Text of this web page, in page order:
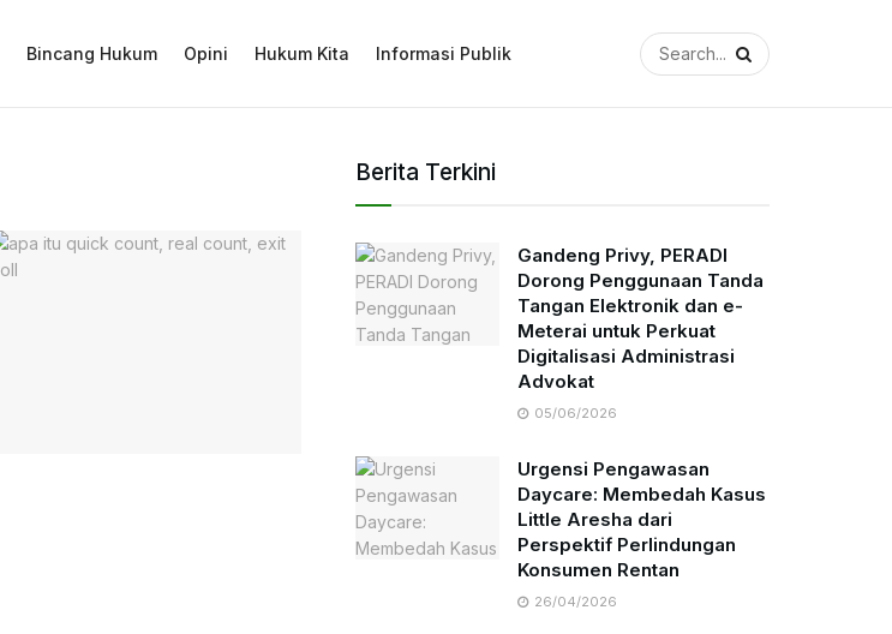
Bincang Hukum Opini Hukum Kita Informasi Publik
Berita Terkini
Gandeng Privy, PERADI
Dorong Penggunaan Tanda
Tangan Elektronik dan e-
Meterai untuk Perkuat
Digitalisasi Administrasi
Advokat
05/06/2026
Urgensi Pengawasan
Daycare: Membedah Kasus
Little Aresha dari
Perspektif Perlindungan
Konsumen Rentan
26/04/2026